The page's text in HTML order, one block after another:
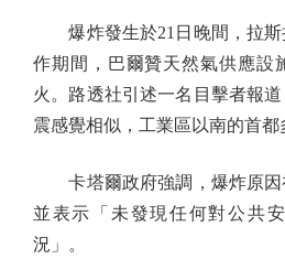
爆炸發生於21日晚間，拉斯
作期間，巴爾贊天然氣供應設
火。路透社引述一名目擊者報
震感覺相似，工業區以南的首都
卡塔爾政府強調，爆炸原因
並表示「未發現任何對公共
況」。